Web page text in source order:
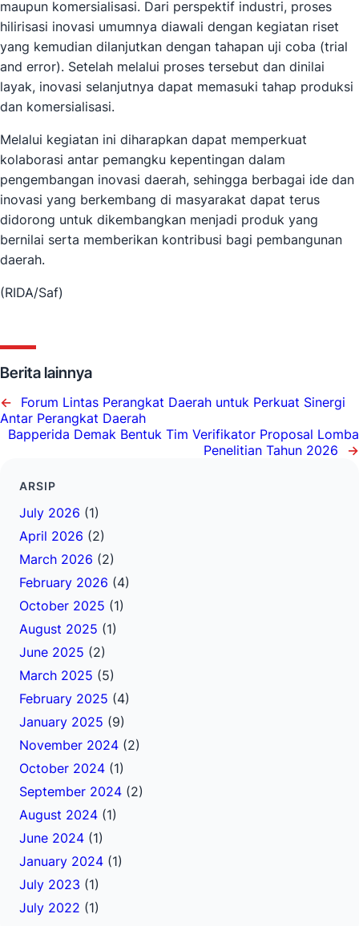
maupun komersialisasi. Dari perspektif industri, proses
hilirisasi inovasi umumnya diawali dengan kegiatan riset
yang kemudian dilanjutkan dengan tahapan uji coba (trial
and error). Setelah melalui proses tersebut dan dinilai
layak, inovasi selanjutnya dapat memasuki tahap produksi
dan komersialisasi.
Melalui kegiatan ini diharapkan dapat memperkuat
kolaborasi antar pemangku kepentingan dalam
pengembangan inovasi daerah, sehingga berbagai ide dan
inovasi yang berkembang di masyarakat dapat terus
didorong untuk dikembangkan menjadi produk yang
bernilai serta memberikan kontribusi bagi pembangunan
daerah.
(RIDA/Saf)
Berita lainnya
←
Forum Lintas Perangkat Daerah untuk Perkuat Sinergi
Antar Perangkat Daerah
Bapperida Demak Bentuk Tim Verifikator Proposal Lomba
Penelitian Tahun 2026
→
ARSIP
July 2026 (1)
April 2026 (2)
March 2026 (2)
February 2026 (4)
October 2025 (1)
August 2025 (1)
June 2025 (2)
March 2025 (5)
February 2025 (4)
January 2025 (9)
November 2024 (2)
October 2024 (1)
September 2024 (2)
August 2024 (1)
June 2024 (1)
January 2024 (1)
July 2023 (1)
July 2022 (1)